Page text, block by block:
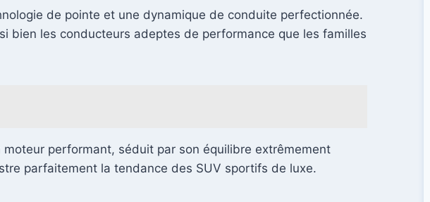
de pointe et une dynamique de conduite perfectionnée.
bien les conducteurs adeptes de performance que les familles
moteur performant, séduit par son équilibre extrêmement
parfaitement la tendance des SUV sportifs de luxe.